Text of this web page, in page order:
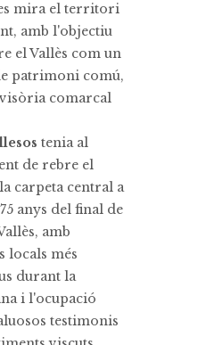
mira el territori
amb l'objectiu
el Vallès com un
patrimoni comú,
comarcal
tenia al
de rebre el
carpeta central a
anys del final de
amb
locals més
durant la
i l'ocupació
testimonis